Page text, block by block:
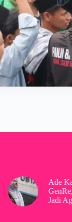
Ade
Jadi